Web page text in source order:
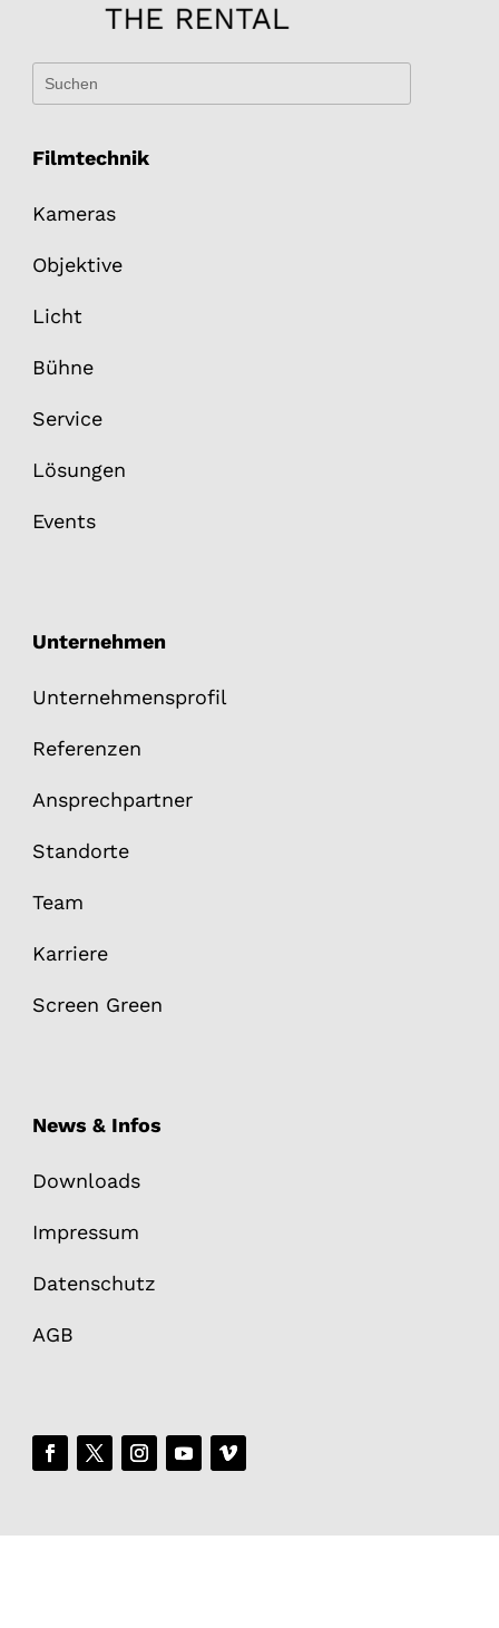
Filmtechnik
Kameras
Objektive
Licht
Bühne
Service
Lösungen
Events
Unternehmen
Unternehmensprofil
Referenzen
Ansprechpartner
Standorte
Team
Karriere
Screen Green
News & Infos
Downloads
Impressum
Datenschutz
AGB